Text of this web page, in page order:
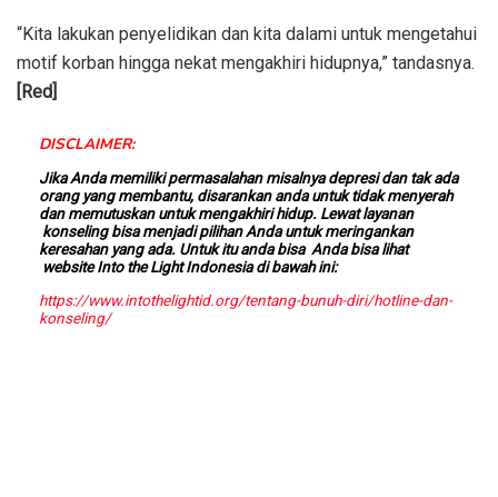
“Kita lakukan penyelidikan dan kita dalami untuk mengetahui
motif korban hingga nekat mengakhiri hidupnya,” tandasnya.
[Red]
DISCLAIMER:
Jika Anda memiliki permasalahan misalnya depresi dan tak ada
orang yang membantu, disarankan anda untuk tidak menyerah
dan memutuskan untuk mengakhiri hidup. Lewat layanan
konseling bisa menjadi pilihan Anda untuk meringankan
keresahan yang ada. Untuk itu anda bisa Anda bisa lihat
website Into the Light Indonesia di bawah ini:
https://www.intothelightid.org/tentang-bunuh-diri/hotline-dan-
konseling/